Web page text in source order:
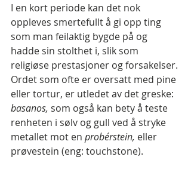
I en kort periode kan det nok
oppleves smertefullt å gi opp ting
som man feilaktig bygde på og
hadde sin stolthet i, slik som
religiøse prestasjoner og forsakelser.
Ordet som ofte er oversatt med pine
eller tortur, er utledet av det greske:
basanos, som også kan bety å teste
renheten i sølv og gull ved å stryke
metallet mot en probérstein, eller
prøvestein (eng: touchstone).